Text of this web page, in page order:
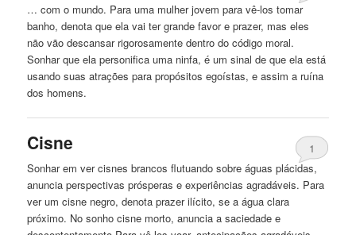
… com o mundo. Para uma mulher jovem para vê-los tomar
banho, denota que ela vai ter grande favore prazer, mas eles
não vão descansar rigorosamente dentro do código moral.
Sonhar que ela personifica uma ninfa, é um sinal de que ela está
usando suas atrações para propósitos egoístas,e assim a ruína
dos homens.
Cisne
1
Sonhar em ver cisnes brancos flutuando sobreáguas plácidas,
anuncia perspectivas prósperase experiências agradáveis. Para
ver um cisne negro, denota prazer ilícito, se a água clara
próximo. No sonho cisne morto, anuncia a saciedadee